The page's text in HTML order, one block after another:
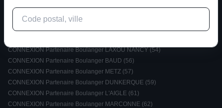
CONNEXION Partenaire Boulanger PINEUILH (33)
CONNEXION Partenaire Boulanger LA COTE SAINT ANDRE (38)
CONNEXION Partenaire Boulanger FIGEAC (46)
CONNEXION Partenaire Boulanger LAXOU NANCY (54)
CONNEXION Partenaire Boulanger BAUD (56)
CONNEXION Partenaire Boulanger METZ (57)
CONNEXION Partenaire Boulanger DUNKERQUE (59)
CONNEXION Partenaire Boulanger L'AIGLE (61)
CONNEXION Partenaire Boulanger MARCONNE (62)